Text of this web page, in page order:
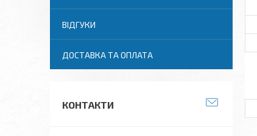
ВІДГУКИ
ДОСТАВКА ТА ОПЛАТА
КОНТАКТИ